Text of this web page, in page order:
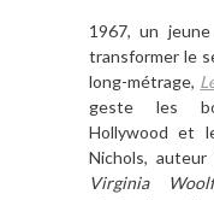
1967, un
transformer le
long-métrage,
geste les
Hollywood et
Nichols, auteur
Virginia